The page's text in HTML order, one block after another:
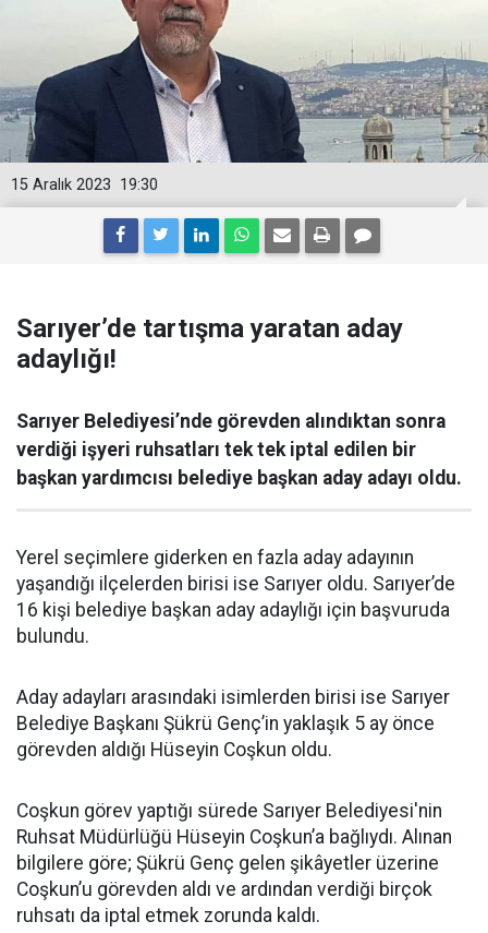
19:30
15 Aralık 2023
Sarıyer’de tartışma yaratan aday
adaylığı!
Sarıyer Belediyesi’nde görevden alındıktan sonra
verdiği işyeri ruhsatları tek tek iptal edilen bir
başkan yardımcısı belediye başkan aday adayı oldu.
Yerel seçimlere giderken en fazla aday adayının
yaşandığı ilçelerden birisi ise Sarıyer oldu. Sarıyer’de
16 kişi belediye başkan aday adaylığı için başvuruda
bulundu.
Aday adayları arasındaki isimlerden birisi ise Sarıyer
Belediye Başkanı Şükrü Genç’in yaklaşık 5 ay önce
görevden aldığı Hüseyin Coşkun oldu.
Coşkun görev yaptığı sürede Sarıyer Belediyesi'nin
Ruhsat Müdürlüğü Hüseyin Coşkun’a bağlıydı. Alınan
bilgilere göre; Şükrü Genç gelen şikâyetler üzerine
Coşkun’u görevden aldı ve ardından verdiği birçok
ruhsatı da iptal etmek zorunda kaldı.